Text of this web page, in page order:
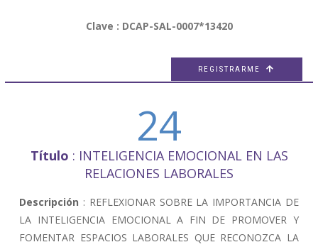
Clave : DCAP-SAL-0007*13420
REGISTRARME 
24
Título : INTELIGENCIA EMOCIONAL EN LAS
RELACIONES LABORALES
Descripción : REFLEXIONAR SOBRE LA IMPORTANCIA DE
LA INTELIGENCIA EMOCIONAL A FIN DE PROMOVER Y
FOMENTAR ESPACIOS LABORALES QUE RECONOZCA LA